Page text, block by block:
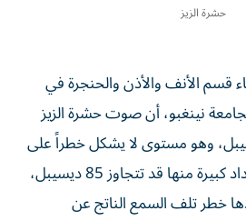
حشرة الزيز
قسم الأنف والأذن والحنجرة في
نينغبو، أن صوت حشرة الزيز
يبلغ نحو 70 ديسيبل، وهو مستوى لا يشكل خطراً على
السمع، إلا أن أصوات أعداد كبيرة منها قد تتجاوز 85 ديسيبل،
خطر تلف السمع الناتج عن